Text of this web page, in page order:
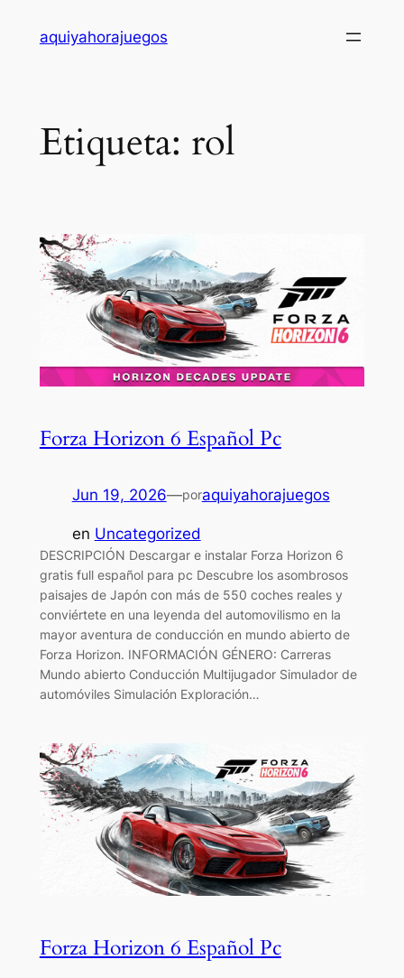
aquiyahorajuegos
Etiqueta: rol
Forza Horizon 6 Español Pc
Jun 19, 2026—poraquiyahorajuegos
en Uncategorized
DESCRIPCIÓN Descargar e instalar Forza Horizon 6
gratis full español para pc Descubre los asombrosos
paisajes de Japón con más de 550 coches reales y
conviértete en una leyenda del automovilismo en la
mayor aventura de conducción en mundo abierto de
Forza Horizon. INFORMACIÓN GÉNERO: Carreras
Mundo abierto Conducción Multijugador Simulador de
automóviles Simulación Exploración…
Forza Horizon 6 Español Pc